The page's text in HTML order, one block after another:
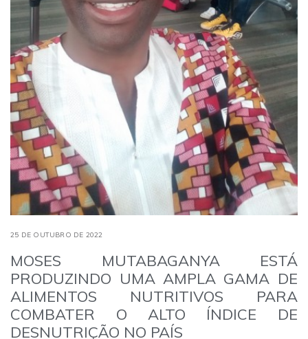
25 DE OUTUBRO DE 2022
MOSES MUTABAGANYA ESTÁ
PRODUZINDO UMA AMPLA GAMA DE
ALIMENTOS NUTRITIVOS PARA
COMBATER O ALTO ÍNDICE DE
DESNUTRIÇÃO NO PAÍS